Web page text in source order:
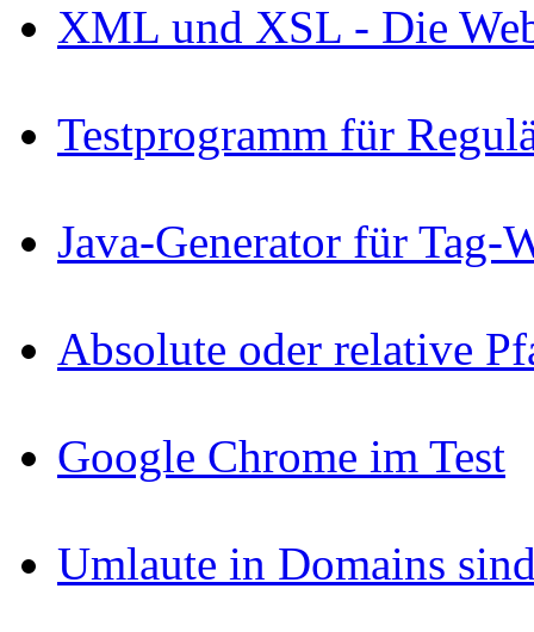
XML und XSL - Die
Testprogramm für
Java-Generator für Tag-
Absolute oder relative
Google Chrome im Test
Umlaute in Domains